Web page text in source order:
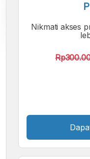
A
Nikmati akses